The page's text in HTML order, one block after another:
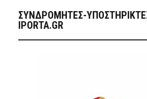
ΣΥΝΔΡΟΜΗΤΈΣ-
IPORTA.GR